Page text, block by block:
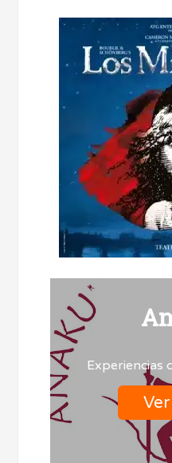
Experiencias